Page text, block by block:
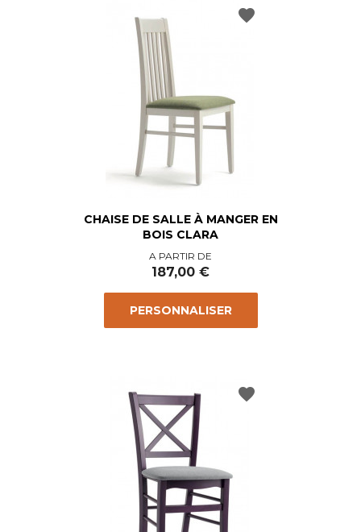
CHAISE DE SALLE À MANGER EN
BOIS CLARA
Prix
A PARTIR DE
187,00 €
PERSONNALISER
favorite
favorite